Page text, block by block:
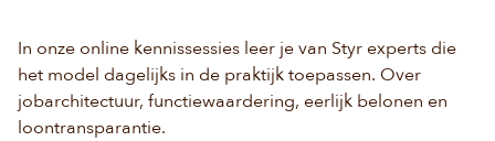
In onze online kennissessies leer je van Styr experts die
het model dagelijks in de praktijk toepassen. Over
jobarchitectuur, functiewaardering, eerlijk belonen en
loontransparantie.